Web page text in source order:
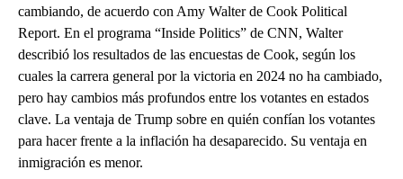
cambiando, de acuerdo con Amy Walter de Cook Political
Report. En el programa “Inside Politics” de CNN, Walter
describió los resultados de las encuestas de Cook, según los
cuales la carrera general por la victoria en 2024 no ha cambiado,
pero hay cambios más profundos entre los votantes en estados
clave. La ventaja de Trump sobre en quién confían los votantes
para hacer frente a la inflación ha desaparecido. Su ventaja en
inmigración es menor.